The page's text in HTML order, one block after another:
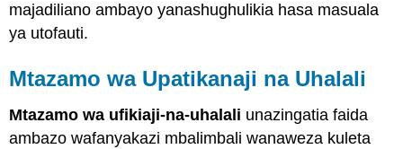
majadiliano ambayo yanashughulikia hasa masuala
ya utofauti.
Mtazamo wa Upatikanaji na Uhalali
Mtazamo wa ufikiaji-na-uhalali unazingatia faida
ambazo wafanyakazi mbalimbali wanaweza kuleta